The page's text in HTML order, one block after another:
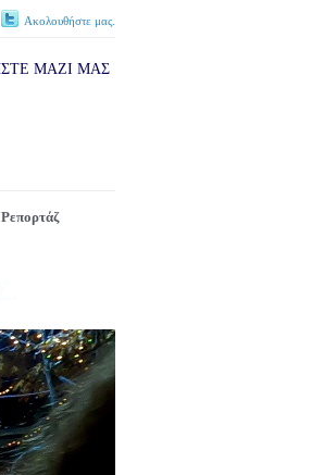
Ακολουθήστε μας.
Ρεπορτάζ